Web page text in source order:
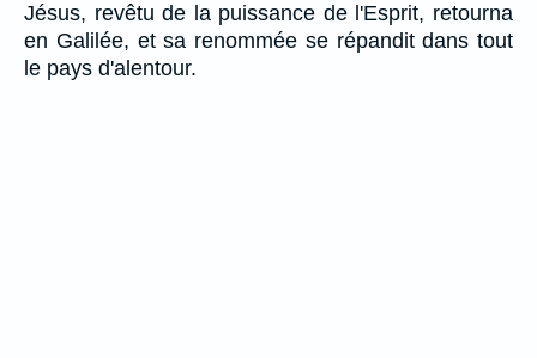
Jésus, revêtu de la puissance de l'Esprit, retourna
en Galilée, et sa renommée se répandit dans tout
le pays d'alentour.